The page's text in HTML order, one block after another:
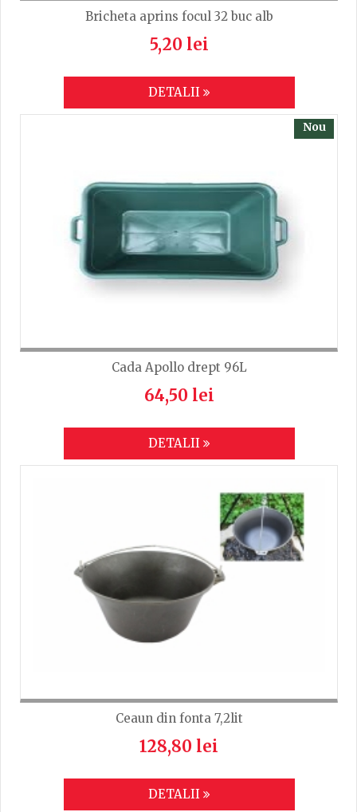
Bricheta aprins focul 32 buc alb
5,20 lei
DETALII
Nou
Cada Apollo drept 96L
64,50 lei
DETALII
Ceaun din fonta 7,2lit
128,80 lei
DETALII